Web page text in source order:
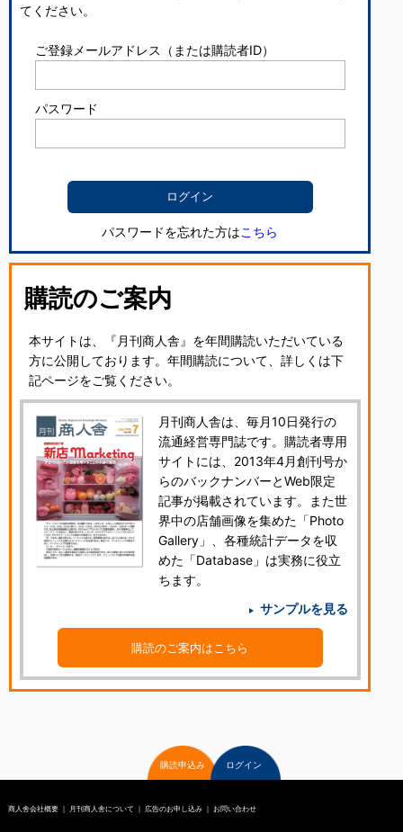
てください。
ご登録メールアドレス（または購読者ID）
パスワード
パスワードを忘れた方はこちら
購読のご案内
本サイトは、『月刊商人舎』を年間購読いただいている
方に公開しております。年間購読について、詳しくは下
記ページをご覧ください。
月刊商人舎は、毎月10日発行の
流通経営専門誌です。購読者専用
サイトには、2013年4月創刊号か
らのバックナンバーとWeb限定
記事が掲載されています。また世
界中の店舗画像を集めた「Photo
Gallery」、各種統計データを収
めた「Database」は実務に役立
ちます。
サンプルを見る
購読のご案内はこちら
購読申込み ログイン
商人舎会社概要 ｜ 月刊商人舎について ｜ 広告のお申し込み ｜ お問い合わせ